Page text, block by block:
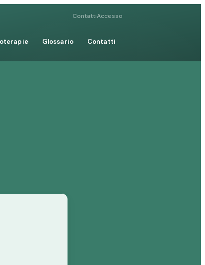
ContattiAccesso
Glossario Contatti